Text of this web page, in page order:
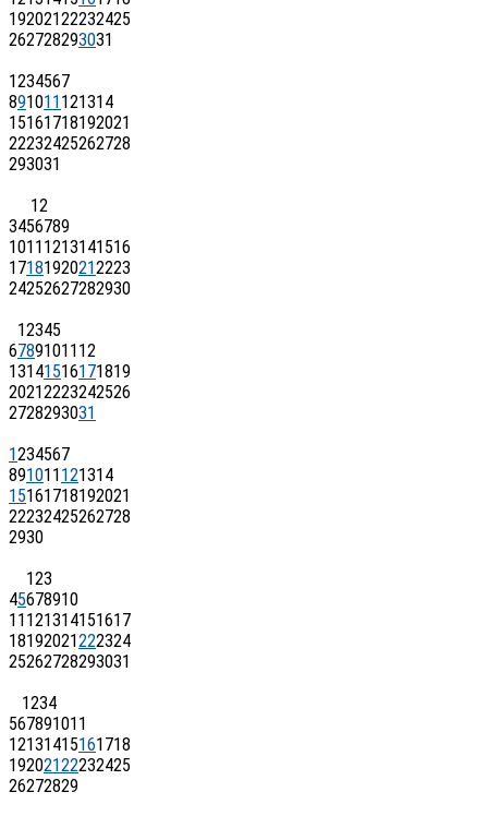
19202122232425
262728293031
1234567
891011 121314
15161718192021
22232425262728
293031
12
3456789
1011 1213141516
17181920212223
24252627282930
12345
67891011 12
13141516171819
20212223242526
2728293031
1234567
891011 121314
15161718192021
22232425262728
2930
123
45678910
11 121314151617
18192021222324
25262728293031
1234
567891011
12131415161718
19202122232425
26272829